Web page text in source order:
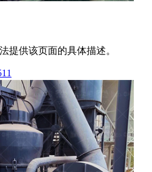
提供该页面的具体描述。